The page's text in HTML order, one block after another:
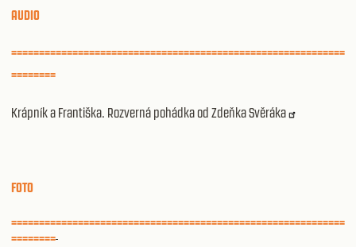
AUDIO
============================================================
========
Krápník a Františka. Rozverná pohádka od Zdeňka Svěráka
FOTO
============================================================
========